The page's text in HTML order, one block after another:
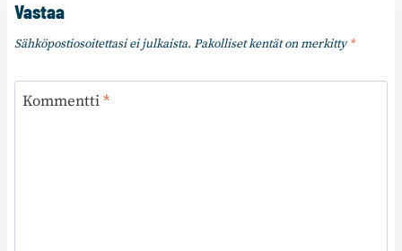
Vastaa
Sähköpostiosoitettasi ei julkaista. Pakolliset kentät on merkitty*
Kommentti*